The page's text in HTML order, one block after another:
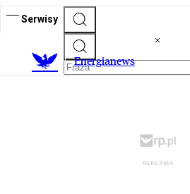
Serwisy
Energianews